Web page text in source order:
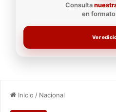
Consulta
en
Ver
Inicio / Nacional